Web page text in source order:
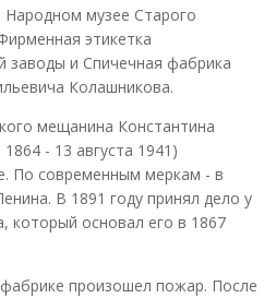
музее Старого
этикетка
и Спичечная фабрика
Колашникова.
мещанина Константина
- 13 августа 1941)
По современным меркам - в
В 1891 году принял дело у
который основал его в 1867
произошел пожар. После